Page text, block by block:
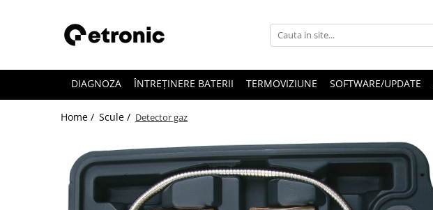
DIAGNOZA ÎNTREȚINERE BATERII TERMOVIZIUNE SOFTWARE/UPDATE
Home / Scule / Detector gaz